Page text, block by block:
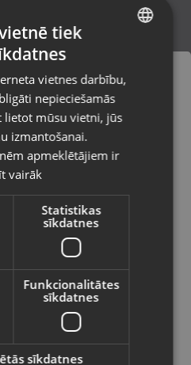
2
6 mēneši)
Fallout 4
piegādāti uz
izvēlētajā
RUSSIAN
tiek
vietnes darbību,
nepieciešamās
lietot mūsu vietni, jūs
izmantošanai.
apmeklētājiem ir
vairāk
Statistikas
sīkdatnes
Funkcionalitātes
sīkdatnes
sīkdatnes